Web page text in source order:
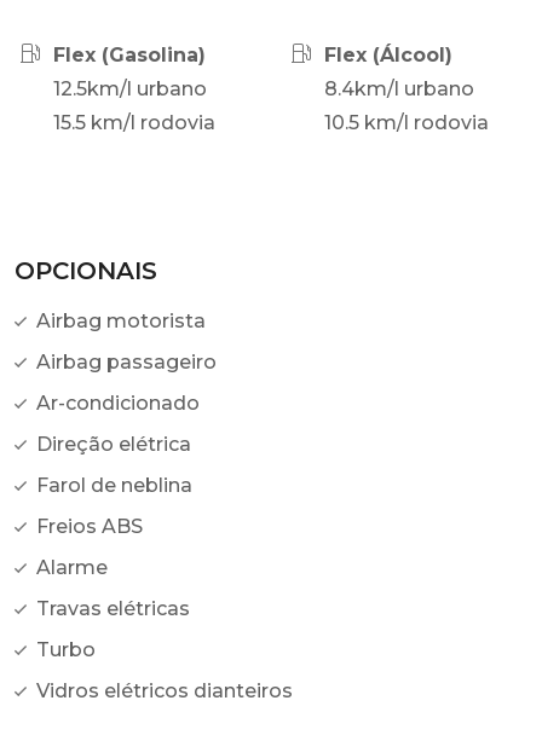
Flex (Gasolina)
12.5km/l urbano
15.5 km/l rodovia
Flex (Álcool)
8.4km/l urbano
10.5 km/l rodovia
OPCIONAIS
Airbag motorista
Airbag passageiro
Ar-condicionado
Direção elétrica
Farol de neblina
Freios ABS
Alarme
Travas elétricas
Turbo
Vidros elétricos dianteiros